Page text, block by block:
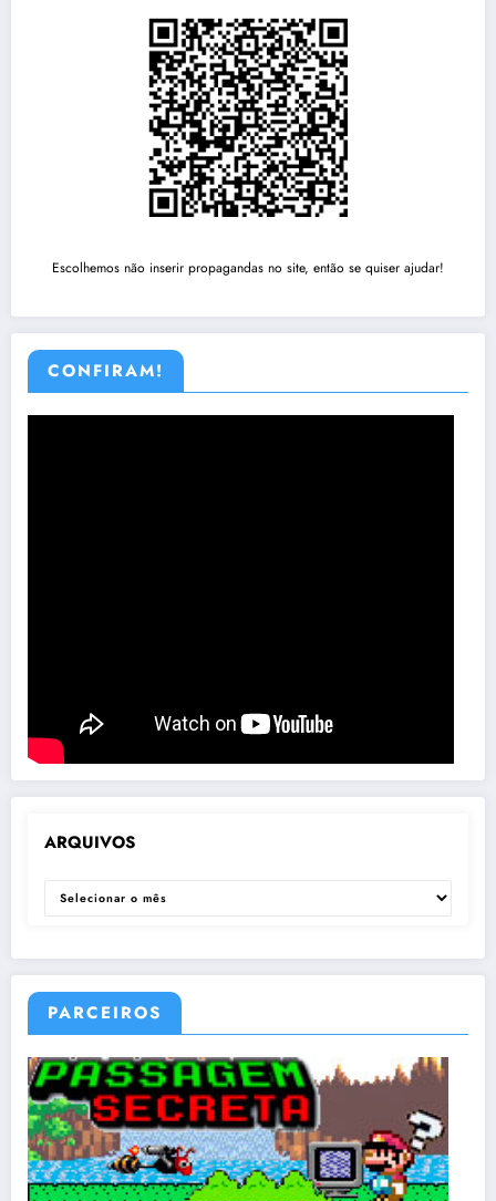
Escolhemos não inserir propagandas no site, então se quiser ajudar!
CONFIRAM!
ARQUIVOS
ARQUIVOS
PARCEIROS